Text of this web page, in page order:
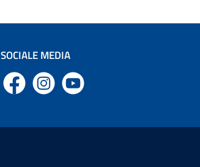
SOCIALE MEDIA
Facebook Instagram YouTube